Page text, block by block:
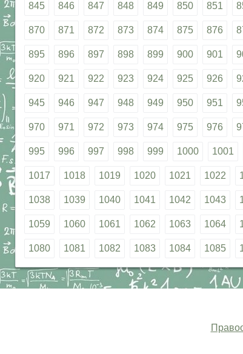
845 846 847 848 849 850 851
870 871 872 873 874 875 876
895 896 897 898 899 900 901
920 921 922 923 924 925 926
945 946 947 948 949 950 951
970 971 972 973 974 975 976
995 996 997 998 999 1000 1001
1017 1018 1019 1020 1021 1022
1038 1039 1040 1041 1042 1043
1059 1060 1061 1062 1063 1064
1080 1081 1082 1083 1084 1085